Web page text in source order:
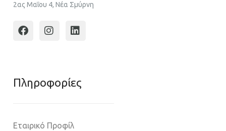
2ας Μαΐου 4, Νέα Σμύρνη
Πληροφoρίες
Εταιρικό Προφίλ